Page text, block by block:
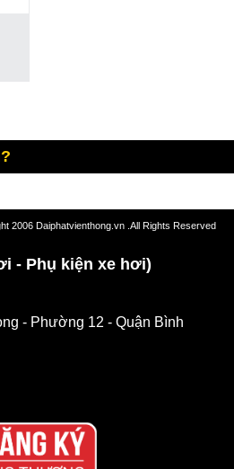
2006 Daiphatvienthong.vn .All Rights Reserved
- Phụ kiện xe hơi)
- Phường 12 - Quận Bình